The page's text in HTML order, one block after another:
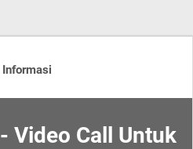
Video Call Untuk
Informasi